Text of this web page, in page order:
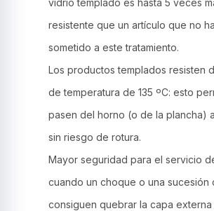
resistente que un artículo que no
sometido a este tratamiento.
Los productos templados resisten
de temperatura de 135 ºC: esto
pasen del horno (o de la plancha)
sin riesgo de rotura.
Mayor seguridad para el servicio
cuando un choque o una sucesión
consiguen quebrar la capa